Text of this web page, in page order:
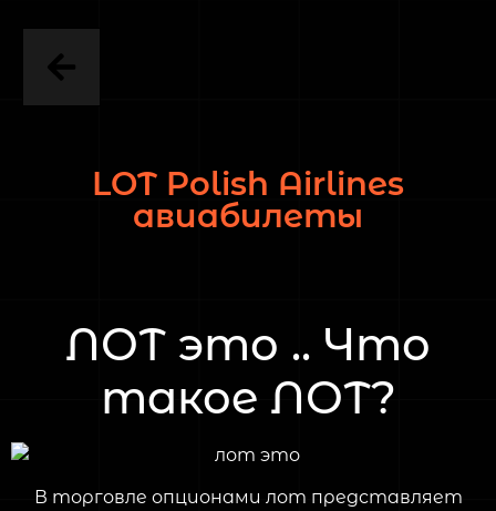
LOT Polish Airlines
авиабилеты
ЛОТ это .. Что
такое ЛОТ?
В торговле опционами лот представляет